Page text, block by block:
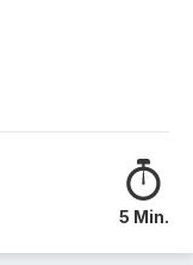
5 Min.